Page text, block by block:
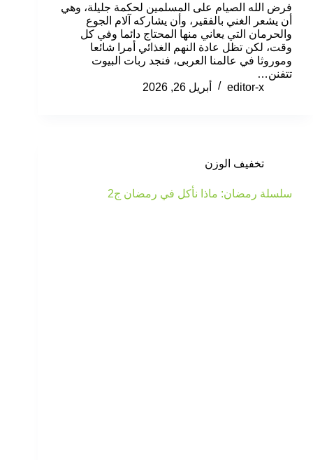
فرض الله الصيام على المسلمين لحكمة جليلة، وهي
أن يشعر الغني بالفقير، وأن يشاركه آلام الجوع
والحرمان التي يعاني منها المحتاج دائما وفي كل
وقت، لكن تظل عادة النهم الغذائي أمرا شائعا
وموروثا في عالمنا العربى، فنجد ربات البيوت
تتفنن…
editor-x
أبريل 26, 2026
تخفيف الوزن
سلسلة رمضان: ماذا نأكل في رمضان ج2